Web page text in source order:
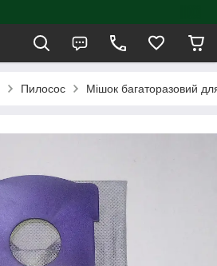
Пилосос Мішок багаторазовий